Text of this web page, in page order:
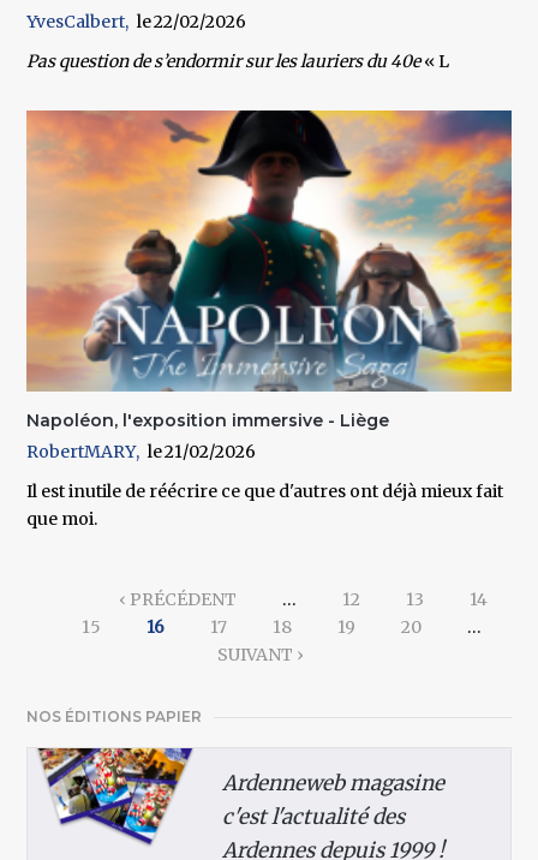
YvesCalbert
22/02/2026
Pas question de s’endormir sur les lauriers du40e« L
Napoléon, l'exposition immersive - Liège
RobertMARY
21/02/2026
Il est inutile de réécrire ce que d'autres ont déjà mieux fait
que moi.
‹ PRÉCÉDENT … 12 13
14
15
16 17 18 19 20
…
SUIVANT ›
NOS ÉDITIONS PAPIER
Ardenneweb magasine
c'est l'actualité des
Ardennes depuis 1999 !